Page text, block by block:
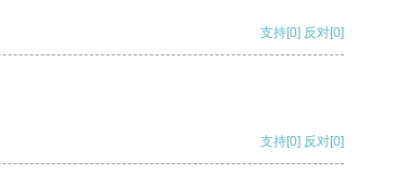
支持[0] 反对[0]
支持[0] 反对[0]